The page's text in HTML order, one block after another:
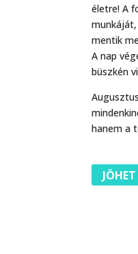
életre! A
mentik
A nap
büszkén
hanem a